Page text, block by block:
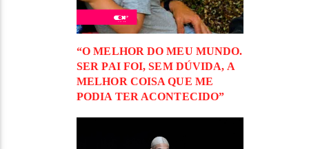
“O MELHOR DO MEU MUNDO.
SER PAI FOI, SEM DÚVIDA, A
MELHOR COISA QUE ME
PODIA TER ACONTECIDO”